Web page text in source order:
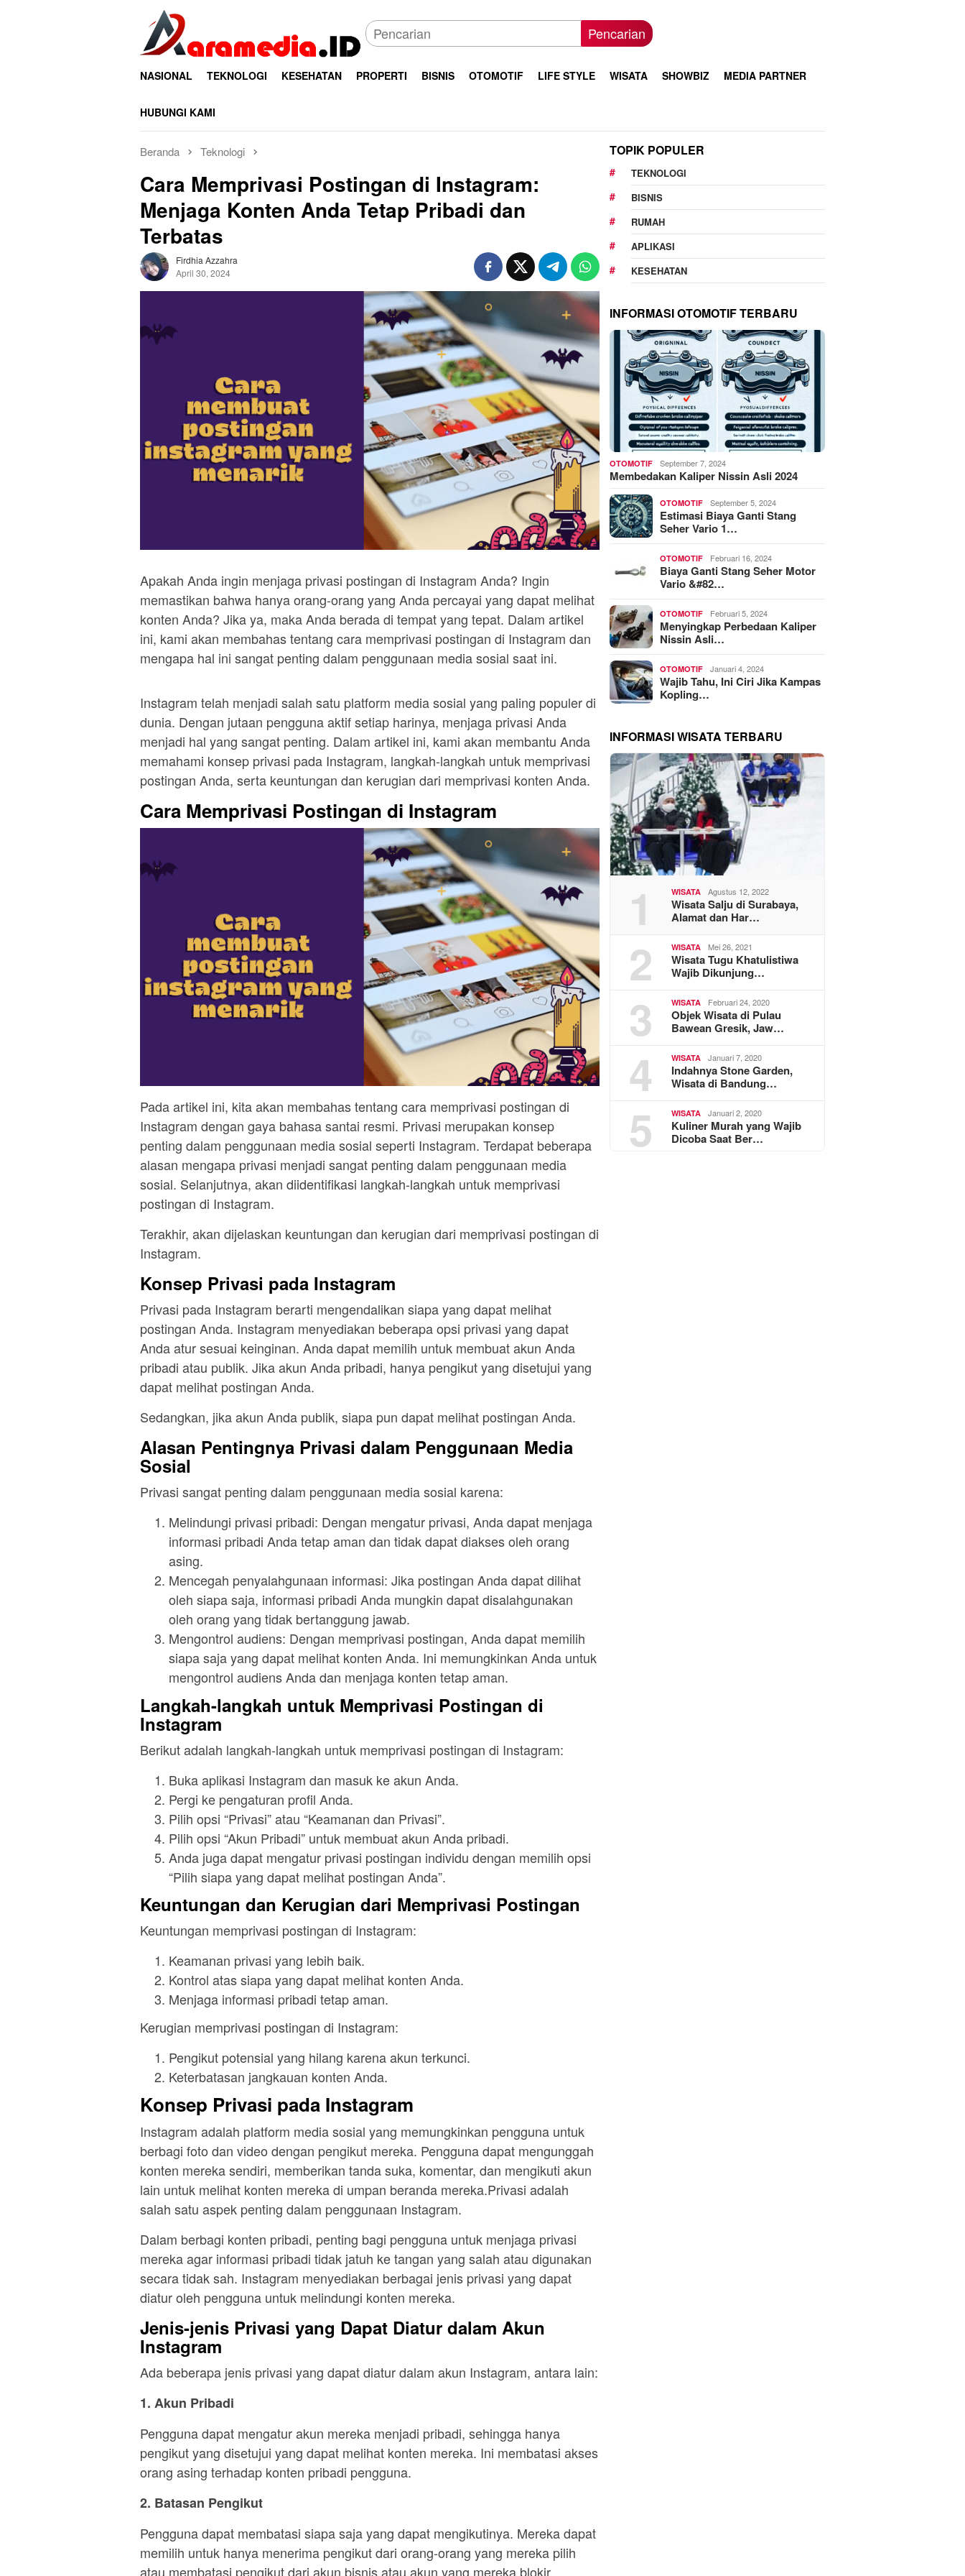
Pencarian
NASIONAL TEKNOLOGI KESEHATAN PROPERTI BISNIS OTOMOTIF LIFE STYLE WISATA SHOWBIZ MEDIA PARTNER
HUBUNGI KAMI
Beranda Teknologi
Cara Memprivasi Postingan di Instagram:
Menjaga Konten Anda Tetap Pribadi dan
Terbatas
Firdhia Azzahra
April 30, 2024
Apakah Anda ingin menjaga privasi postingan di Instagram Anda? Ingin
memastikan bahwa hanya orang-orang yang Anda percayai yang dapat melihat
konten Anda? Jika ya, maka Anda berada di tempat yang tepat. Dalam artikel
ini, kami akan membahas tentang cara memprivasi postingan di Instagram dan
mengapa hal ini sangat penting dalam penggunaan media sosial saat ini.
Instagram telah menjadi salah satu platform media sosial yang paling populer di
dunia. Dengan jutaan pengguna aktif setiap harinya, menjaga privasi Anda
menjadi hal yang sangat penting. Dalam artikel ini, kami akan membantu Anda
memahami konsep privasi pada Instagram, langkah-langkah untuk memprivasi
postingan Anda, serta keuntungan dan kerugian dari memprivasi konten Anda.
Cara Memprivasi Postingan di Instagram
Pada artikel ini, kita akan membahas tentang cara memprivasi postingan di
Instagram dengan gaya bahasa santai resmi. Privasi merupakan konsep
penting dalam penggunaan media sosial seperti Instagram. Terdapat beberapa
alasan mengapa privasi menjadi sangat penting dalam penggunaan media
sosial. Selanjutnya, akan diidentifikasi langkah-langkah untuk memprivasi
postingan di Instagram.
Terakhir, akan dijelaskan keuntungan dan kerugian dari memprivasi postingan di
Instagram.
Konsep Privasi pada Instagram
Privasi pada Instagram berarti mengendalikan siapa yang dapat melihat
postingan Anda. Instagram menyediakan beberapa opsi privasi yang dapat
Anda atur sesuai keinginan. Anda dapat memilih untuk membuat akun Anda
pribadi atau publik. Jika akun Anda pribadi, hanya pengikut yang disetujui yang
dapat melihat postingan Anda.
Sedangkan, jika akun Anda publik, siapa pun dapat melihat postingan Anda.
Alasan Pentingnya Privasi dalam Penggunaan Media
Sosial
Privasi sangat penting dalam penggunaan media sosial karena:
Melindungi privasi pribadi: Dengan mengatur privasi, Anda dapat menjaga
informasi pribadi Anda tetap aman dan tidak dapat diakses oleh orang
asing.
Mencegah penyalahgunaan informasi: Jika postingan Anda dapat dilihat
oleh siapa saja, informasi pribadi Anda mungkin dapat disalahgunakan
oleh orang yang tidak bertanggung jawab.
Mengontrol audiens: Dengan memprivasi postingan, Anda dapat memilih
siapa saja yang dapat melihat konten Anda. Ini memungkinkan Anda untuk
mengontrol audiens Anda dan menjaga konten tetap aman.
Langkah-langkah untuk Memprivasi Postingan di
Instagram
Berikut adalah langkah-langkah untuk memprivasi postingan di Instagram:
Buka aplikasi Instagram dan masuk ke akun Anda.
Pergi ke pengaturan profil Anda.
Pilih opsi “Privasi” atau “Keamanan dan Privasi”.
Pilih opsi “Akun Pribadi” untuk membuat akun Anda pribadi.
Anda juga dapat mengatur privasi postingan individu dengan memilih opsi
“Pilih siapa yang dapat melihat postingan Anda”.
Keuntungan dan Kerugian dari Memprivasi Postingan
Keuntungan memprivasi postingan di Instagram:
Keamanan privasi yang lebih baik.
Kontrol atas siapa yang dapat melihat konten Anda.
Menjaga informasi pribadi tetap aman.
Kerugian memprivasi postingan di Instagram:
Pengikut potensial yang hilang karena akun terkunci.
Keterbatasan jangkauan konten Anda.
Konsep Privasi pada Instagram
Instagram adalah platform media sosial yang memungkinkan pengguna untuk
berbagi foto dan video dengan pengikut mereka. Pengguna dapat mengunggah
konten mereka sendiri, memberikan tanda suka, komentar, dan mengikuti akun
lain untuk melihat konten mereka di umpan beranda mereka.Privasi adalah
salah satu aspek penting dalam penggunaan Instagram.
Dalam berbagi konten pribadi, penting bagi pengguna untuk menjaga privasi
mereka agar informasi pribadi tidak jatuh ke tangan yang salah atau digunakan
secara tidak sah. Instagram menyediakan berbagai jenis privasi yang dapat
diatur oleh pengguna untuk melindungi konten mereka.
Jenis-jenis Privasi yang Dapat Diatur dalam Akun
Instagram
Ada beberapa jenis privasi yang dapat diatur dalam akun Instagram, antara lain:
1. Akun Pribadi
Pengguna dapat mengatur akun mereka menjadi pribadi, sehingga hanya
pengikut yang disetujui yang dapat melihat konten mereka. Ini membatasi akses
orang asing terhadap konten pribadi pengguna.
2. Batasan Pengikut
Pengguna dapat membatasi siapa saja yang dapat mengikutinya. Mereka dapat
memilih untuk hanya menerima pengikut dari orang-orang yang mereka pilih
atau membatasi pengikut dari akun bisnis atau akun yang mereka blokir.
TOPIK POPULER
TEKNOLOGI
BISNIS
RUMAH
APLIKASI
KESEHATAN
INFORMASI OTOMOTIF TERBARU
OTOMOTIF September 7, 2024
Membedakan Kaliper Nissin Asli 2024
OTOMOTIF September 5, 2024
Estimasi Biaya Ganti Stang
Seher Vario 1…
OTOMOTIF Februari 16, 2024
Biaya Ganti Stang Seher Motor
Vario &#82…
OTOMOTIF Februari 5, 2024
Menyingkap Perbedaan Kaliper
Nissin Asli…
OTOMOTIF Januari 4, 2024
Wajib Tahu, Ini Ciri Jika Kampas
Kopling…
INFORMASI WISATA TERBARU
1 WISATA Agustus 12, 2022
Wisata Salju di Surabaya,
Alamat dan Har…
2 WISATA Mei 26, 2021
Wisata Tugu Khatulistiwa
Wajib Dikunjung…
3 WISATA Februari 24, 2020
Objek Wisata di Pulau
Bawean Gresik, Jaw…
4 WISATA Januari 7, 2020
Indahnya Stone Garden,
Wisata di Bandung…
5 WISATA Januari 2, 2020
Kuliner Murah yang Wajib
Dicoba Saat Ber…